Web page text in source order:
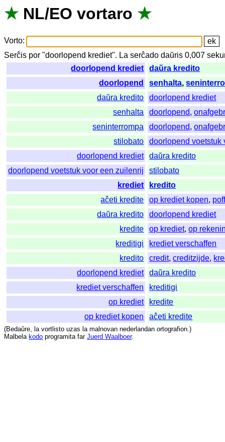
★ NL/EO vortaro ★
Vorto:
Serĉis por "doorlopend krediet". La serĉado daŭris 0,007
doorlopend krediet
daŭra kredito
doorlopend
senhalta,
daŭra kredito
doorlopend krediet
senhalta
doorlopend,
seninterrompa
doorlopend,
stilobato
doorlopend voetstuk
doorlopend krediet
daŭra kredito
doorlopend voetstuk voor een zuilenrij
stilobato
krediet
kredito
aĉeti kredite
op krediet kopen,
daŭra kredito
doorlopend krediet
kredite
op krediet,op
kreditigi
krediet verschaffen
kredito
credit,creditzijde,
doorlopend krediet
daŭra kredito
krediet verschaffen
kreditigi
op krediet
kredite
op krediet kopen
aĉeti kredite
(Bedaŭre, la vortlisto uzas la malnovan nederlandan ortografion.)
Malbela kodo programita far Juerd Waalboer.